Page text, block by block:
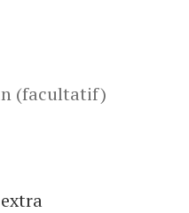
(facultatif)